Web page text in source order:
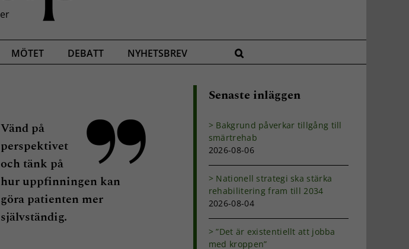
MÖTET DEBATT NYHETSBREV
Vänd på
perspektivet
och tänk på
hur uppfinningen kan
göra patienten mer
självständig.
Senaste inläggen
Bakgrund påverkar tillgång till
smärtrehab
2026-08-06
Nationell strategi ska stärka
rehabilitering fram till 2034
2026-08-04
”Det är existentiellt att jobba
med kroppen”